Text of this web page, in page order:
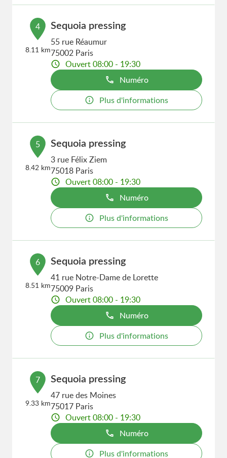
4
8.11 km
Sequoia pressing
55 rue Réaumur
75002 Paris
Ouvert 08:00 - 19:30
Numéro
Plus d'informations
5
8.42 km
Sequoia pressing
3 rue Félix Ziem
75018 Paris
Ouvert 08:00 - 19:30
Numéro
Plus d'informations
6
8.51 km
Sequoia pressing
41 rue Notre-Dame de Lorette
75009 Paris
Ouvert 08:00 - 19:30
Numéro
Plus d'informations
7
9.33 km
Sequoia pressing
47 rue des Moines
75017 Paris
Ouvert 08:00 - 19:30
Numéro
Plus d'informations